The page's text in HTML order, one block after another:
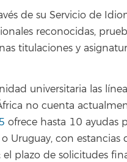
de su Servicio de
reconocidas,
titulaciones y
universitaria las
no cuenta
ofrece hasta 10 ayudas
Uruguay, con estancias
plazo de solicitudes